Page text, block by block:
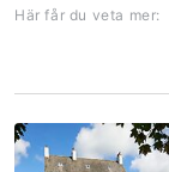
Här får du veta mer: